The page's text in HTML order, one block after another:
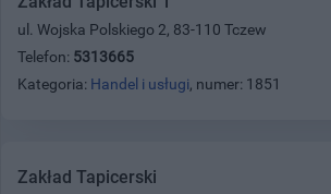
ul. Wojska Polskiego 2, 83-110 Tczew
Telefon: 5313665
Kategoria: Handel i usługi, numer: 1851
Zakład Tapicerski